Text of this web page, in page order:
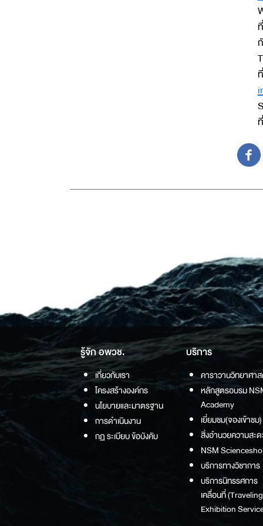
รู้จัก อพวช.
เกี่ยวกับเรา
โครงสร้างองค์กร
นโยบายและมาตรฐาน
การดำเนินงาน
กฏ ระเบียบ ข้อบังคับ
บริการ
คาราวานวิทยาศา
หลักสูตรอบรม
Academy
เยี่ยมชม(จองเข้าชม)
สิ่งอำนวยความสะ
NSM
บริการทางวิชาการ
บริการนิทรรศการ
เคลื่อนที่ (Traveling
Exhibition